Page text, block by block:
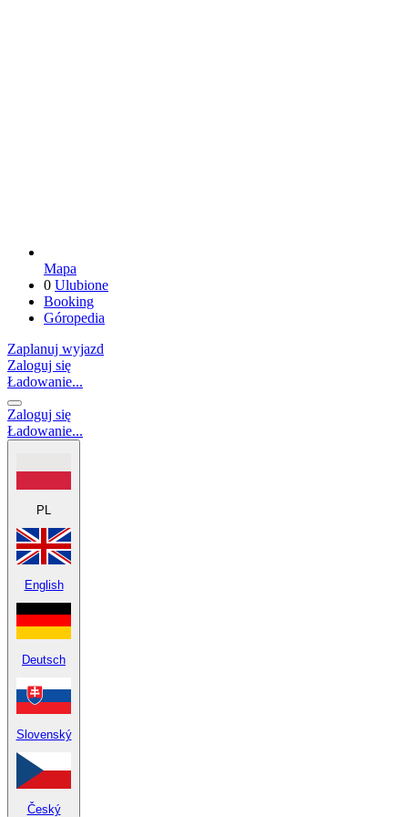
Mapa
0 Ulubione
Booking
Góropedia
Zaplanuj wyjazd
Zaloguj się
Ładowanie...
Zaloguj się
Ładowanie...
PL
English
Deutsch
Slovenský
Český